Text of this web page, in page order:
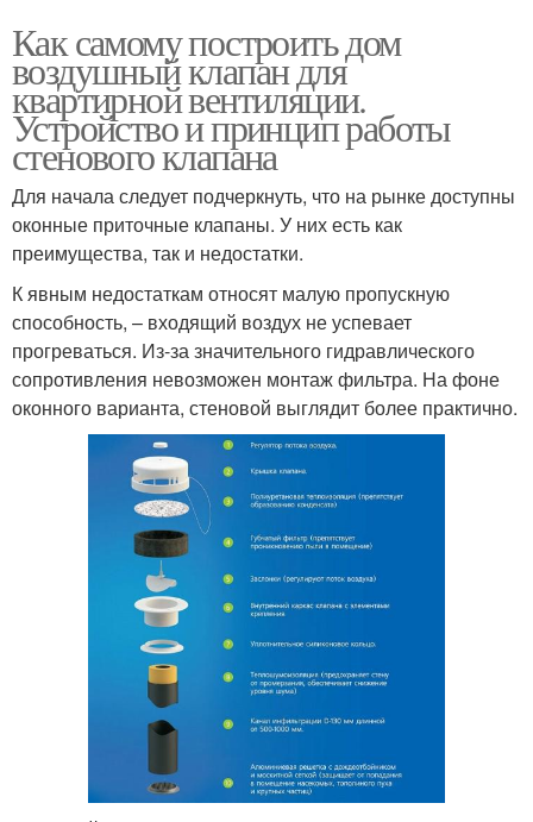
Как самому построить дом
воздушный клапан для
квартирной вентиляции.
Устройство и принцип работы
стенового клапана
Для начала следует подчеркнуть, что на рынке доступны
оконные приточные клапаны. У них есть как
преимущества, так и недостатки.
К явным недостаткам относят малую пропускную
способность, – входящий воздух не успевает
прогреваться. Из-за значительного гидравлического
сопротивления невозможен монтаж фильтра. На фоне
оконного варианта, стеновой выглядит более практично.